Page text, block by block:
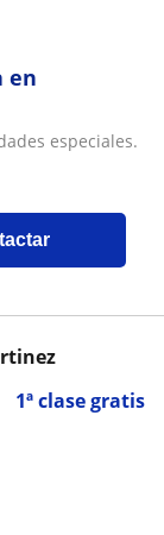
en
especiales.
1ª clase gratis